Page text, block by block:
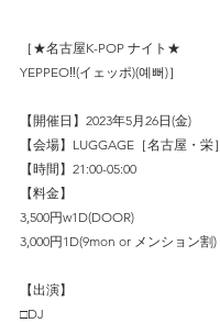
［★名古屋K-POP ナイト★
YEPPEO‼(イェッポ)(예뻐)］
【開催日】2023年5月26日(金)
【会場】LUGGAGE［名古屋・栄］
【時間】21:00-05:00
【料金】
3,500円w1D(DOOR)
3,000円1D(9mon or メンション割)
【出演】
□DJ